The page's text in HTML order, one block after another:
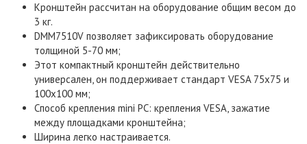
Кронштейн рассчитан на оборудование общим весом до
3 кг.
DMM7510V позволяет зафиксировать оборудование
толщиной 5-70 мм;
Этот компактный кронштейн действительно
универсален, он поддерживает стандарт VESA 75х75 и
100х100 мм;
Способ крепления mini PC: крепления VESA, зажатие
между площадками кронштейна;
Ширина легко настраивается.